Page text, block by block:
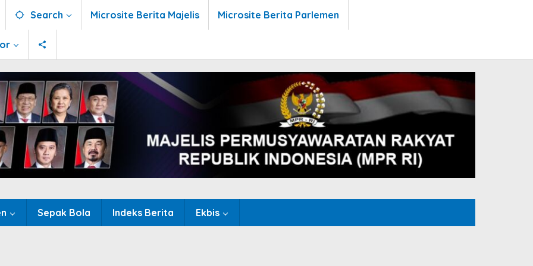
Search Microsite Berita Majelis Microsite Berita Parlemen
Sepak Bola Indeks Berita Ekbis